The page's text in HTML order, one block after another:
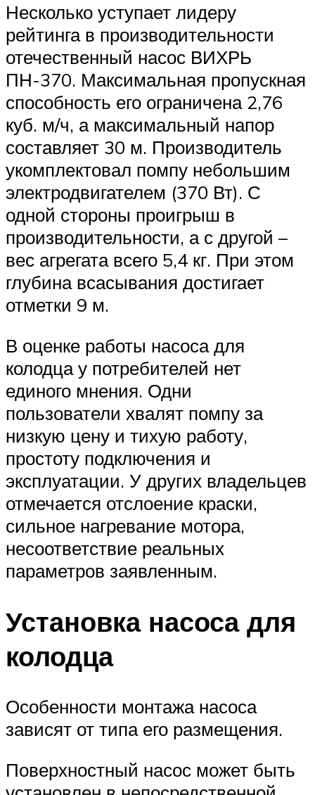
Несколько уступает лидеру
рейтинга в производительности
отечественный насос ВИХРЬ
ПН-370. Максимальная пропускная
способность его ограничена 2,76
куб. м/ч, а максимальный напор
составляет 30 м. Производитель
укомплектовал помпу небольшим
электродвигателем (370 Вт). С
одной стороны проигрыш в
производительности, а с другой –
вес агрегата всего 5,4 кг. При этом
глубина всасывания достигает
отметки 9 м.
В оценке работы насоса для
колодца у потребителей нет
единого мнения. Одни
пользователи хвалят помпу за
низкую цену и тихую работу,
простоту подключения и
эксплуатации. У других владельцев
отмечается отслоение краски,
сильное нагревание мотора,
несоответствие реальных
параметров заявленным.
Установка насоса для
колодца
Особенности монтажа насоса
зависят от типа его размещения.
Поверхностный насос может быть